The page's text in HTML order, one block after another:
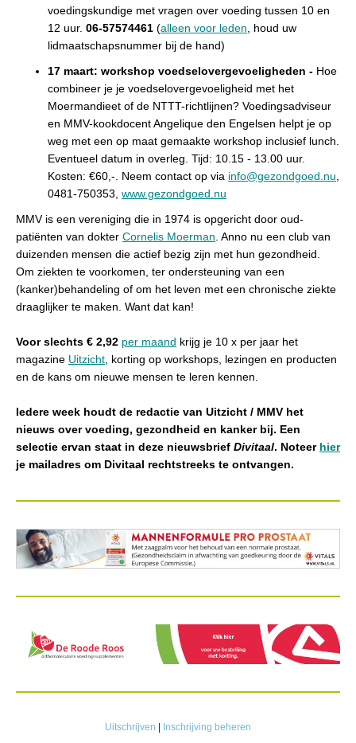
voedingskundige met vragen over voeding tussen 10 en
12 uur. 06-57574461 (alleen voor leden , houd uw
lidmaatschapsnummer bij de hand)
17 maart: workshop voedselovergevoeligheden - Hoe
combineer je je voedselovergevoeligheid met het
Moermandieet of de NTTT-richtlijnen? Voedingsadviseur
en MMV-kookdocent Angelique den Engelsen helpt je op
weg met een op maat gemaakte workshop inclusief lunch.
Eventueel datum in overleg. Tijd: 10.15 - 13.00 uur.
Kosten: €60,-. Neem contact op via info@gezondgoed.nu
0481-750353, www.gezondgoed.nu
MMV is een vereniging die in 1974 is opgericht door oud-
patiënten van dokter Cornelis Moerman . Anno nu een club van
duizenden mensen die actief bezig zijn met hun gezondheid.
Om ziekten te voorkomen, ter ondersteuning van een
(kanker)behandeling of om het leven met een chronische ziekte
draaglijker te maken. Want dat kan!
Voor slechts € 2,92 per maand krijg je 10 x per jaar het
magazine Uitzicht , korting op workshops, lezingen en producten
en de kans om nieuwe mensen te leren kennen.
Iedere week houdt de redactie van Uitzicht / MMV het
nieuws over voeding, gezondheid en kanker bij. Een
selectie ervan staat in deze nieuwsbrief Divitaal. Noteer hier
je mailadres om Divitaal rechtstreeks te ontvangen.
Uitschrijven Inschrijving beheren